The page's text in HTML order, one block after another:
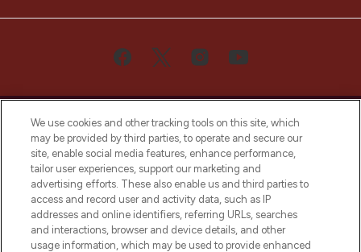
Bądź pierwszą osobą, która dowie się o
najnowszych produktach, od niszowych i
uznanych marek, sezonowych trendach i
otrzyma ekskluzywne artykuły redakcyjne
z Sunday Supplement.
We use cookies and other tracking tools on this site, which
may be provided by third parties, to operate and secure our
site, enable social media features, enhance performance,
tailor user experiences, support our marketing and
advertising efforts. These also enable us and third parties to
access and record user and activity data, such as IP
addresses and online identifiers, referring URLs, searches
and interactions, browser and device details, and other
usage information, which may be used to provide enhanced